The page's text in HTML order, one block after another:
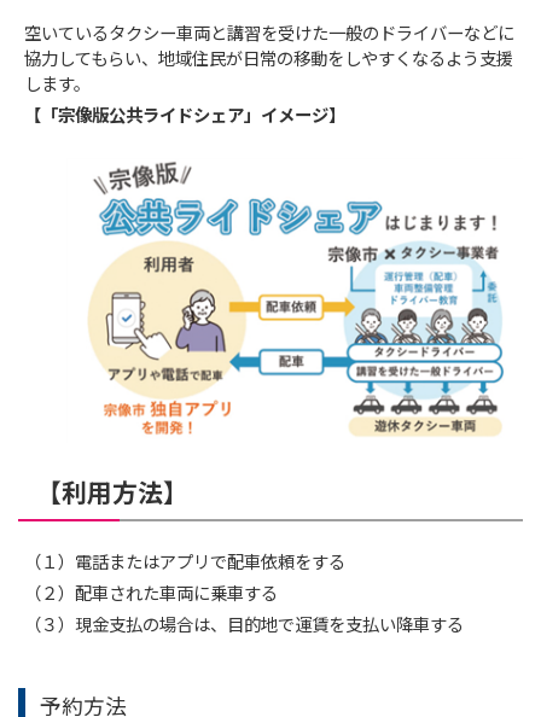
空いているタクシー車両と講習を受けた一般のドライバーなどに
協力してもらい、地域住民が日常の移動をしやすくなるよう支援
します。
【「宗像版公共ライドシェア」イメージ】
【利用方法】
（１）電話またはアプリで配車依頼をする
（２）配車された車両に乗車する
（３）現金支払の場合は、目的地で運賃を支払い降車する
予約方法